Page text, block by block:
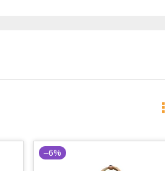
–6%